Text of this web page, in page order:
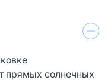
прямых солнечных